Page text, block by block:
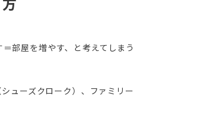
部屋を増やす、と考えてしまう
ューズクローク）、ファミリー